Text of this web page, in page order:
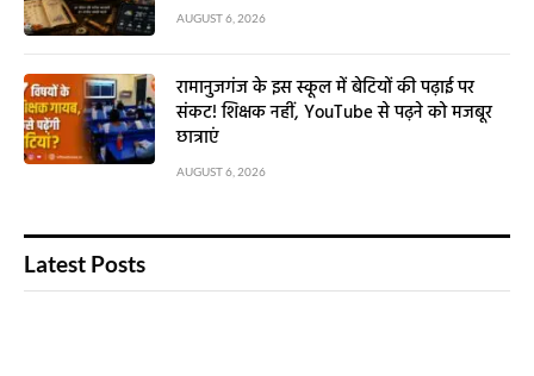
AUGUST 6, 2026
रामानुजगंज के इस स्कूल में बेटियों की पढ़ाई पर
संकट! शिक्षक नहीं, YouTube से पढ़ने को मजबूर
छात्राएं
AUGUST 6, 2026
Latest Posts